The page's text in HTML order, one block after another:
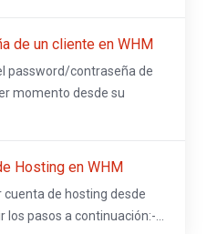
de un cliente en WHM
password/contraseña de
momento desde su
Hosting en WHM
cuenta de hosting desde
pasos a continuación:-...